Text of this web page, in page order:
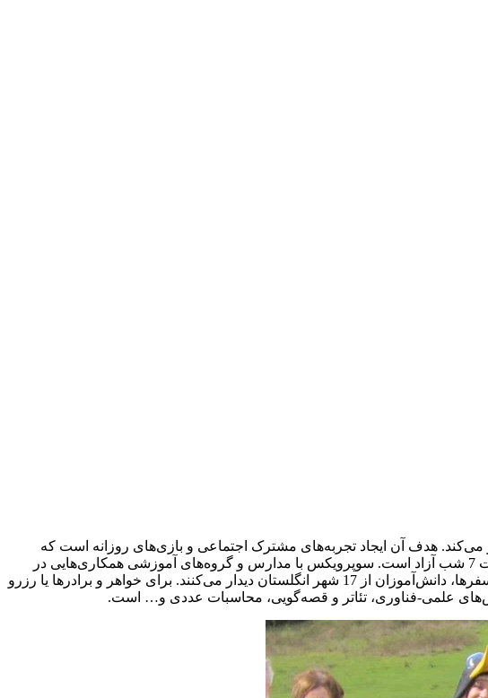
می‌کند. هدف آن ایجاد تجربه‌های مشترک اجتماعی و بازی‌های روزانه است که
بهترین محیط را برای رشد و یادگیری دانش‌آموزان فراهم می‌آورد. ماجراجویی‌های این کمپ برای کودکان 8 تا 16 ساله به مدت 7 شب آزاد است. سوپرویکس با مدارس و گروه‌های آموزشی همکاری‌هایی در
جهت برگزاری سفرهای اقامتی (با ارائه خوابگاه و غذا)، رویدادها، فستیوال‌ها و فعالیت‌های روزانه ایجاد کرده است. طی این سفرها، دانش‌آموزان از 17 شهر انگلستان دیدار می‌کنند. برای خواهر و برادرها یا رزرو